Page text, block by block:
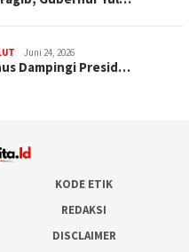
Juni 24, 2026
Dampingi Presid…
KODE ETIK
REDAKSI
DISCLAIMER